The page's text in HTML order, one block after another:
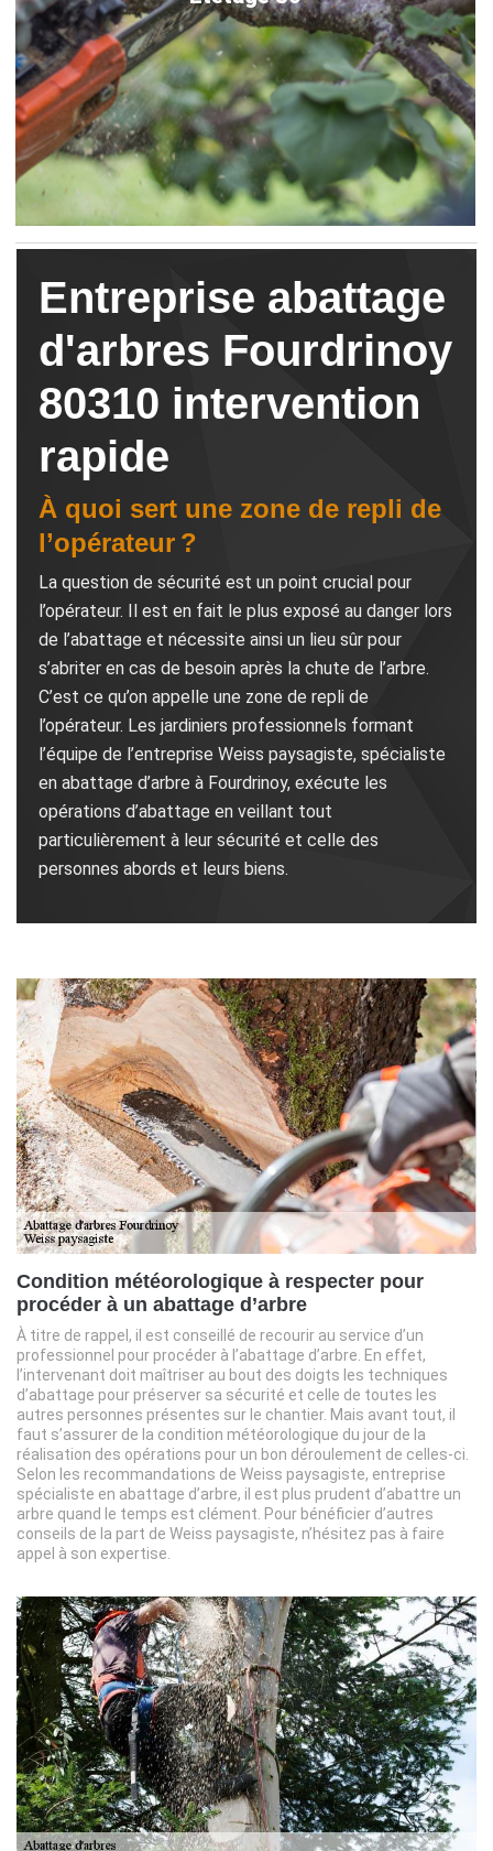
Entreprise abattage
d'arbres Fourdrinoy
80310 intervention
rapide
À quoi sert une zone de repli de
l’opérateur ?
La question de sécurité est un point crucial pour
l’opérateur. Il est en fait le plus exposé au danger lors
de l’abattage et nécessite ainsi un lieu sûr pour
s’abriter en cas de besoin après la chute de l’arbre.
C’est ce qu’on appelle une zone de repli de
l’opérateur. Les jardiniers professionnels formant
l’équipe de l’entreprise Weiss paysagiste, spécialiste
en abattage d’arbre à Fourdrinoy, exécute les
opérations d’abattage en veillant tout
particulièrement à leur sécurité et celle des
personnes abords et leurs biens.
Condition météorologique à respecter pour
procéder à un abattage d’arbre
À titre de rappel, il est conseillé de recourir au service d’un
professionnel pour procéder à l’abattage d’arbre. En effet,
l’intervenant doit maîtriser au bout des doigts les techniques
d’abattage pour préserver sa sécurité et celle de toutes les
autres personnes présentes sur le chantier. Mais avant tout, il
faut s’assurer de la condition météorologique du jour de la
réalisation des opérations pour un bon déroulement de celles-ci.
Selon les recommandations de Weiss paysagiste, entreprise
spécialiste en abattage d’arbre, il est plus prudent d’abattre un
arbre quand le temps est clément. Pour bénéficier d’autres
conseils de la part de Weiss paysagiste, n’hésitez pas à faire
appel à son expertise.